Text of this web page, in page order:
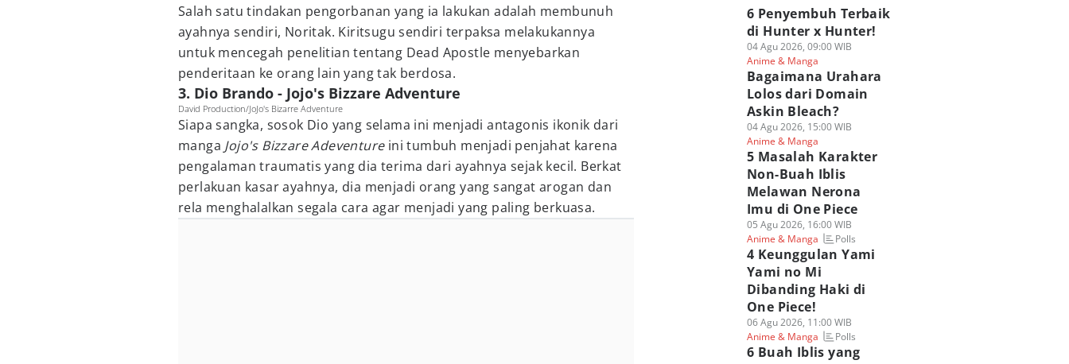
Salah satu tindakan pengorbanan yang ia lakukan adalah membunuh
ayahnya sendiri, Noritak. Kiritsugu sendiri terpaksa melakukannya
untuk mencegah penelitian tentang Dead Apostle menyebarkan
penderitaan ke orang lain yang tak berdosa.
3. Dio Brando - Jojo's Bizzare Adventure
David Production/JoJo's Bizarre Adventure
Siapa sangka, sosok Dio yang selama ini menjadi antagonis ikonik dari
manga Jojo's Bizzare Adeventure ini tumbuh menjadi penjahat karena
pengalaman traumatis yang dia terima dari ayahnya sejak kecil. Berkat
perlakuan kasar ayahnya, dia menjadi orang yang sangat arogan dan
rela menghalalkan segala cara agar menjadi yang paling berkuasa.
6 Penyembuh Terbaik
di Hunter x Hunter!
04 Agu 2026, 09:00 WIB
Anime & Manga
Bagaimana Urahara
Lolos dari Domain
Askin Bleach?
04 Agu 2026, 15:00 WIB
Anime & Manga
5 Masalah Karakter
Non-Buah Iblis
Melawan Nerona
Imu di One Piece
05 Agu 2026, 16:00 WIB
Anime & Manga
Polls
4 Keunggulan Yami
Yami no Mi
Dibanding Haki di
One Piece!
06 Agu 2026, 11:00 WIB
Anime & Manga
Polls
6 Buah Iblis yang